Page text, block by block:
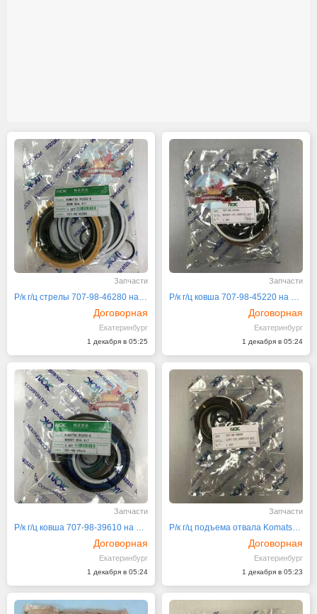
Запчасти
Договорная
Екатеринбург
1 декабря в 05:25
Запчасти
Договорная
Екатеринбург
1 декабря в 05:24
Запчасти
Договорная
Екатеринбург
1 декабря в 05:24
Запчасти
Договорная
Екатеринбург
1 декабря в 05:23